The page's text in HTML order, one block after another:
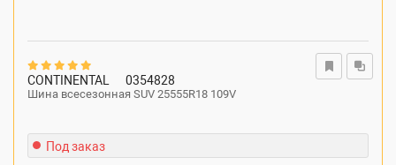
CONTINENTAL 0354828
Шина всесезонная SUV 25555R18 109V
Под заказ